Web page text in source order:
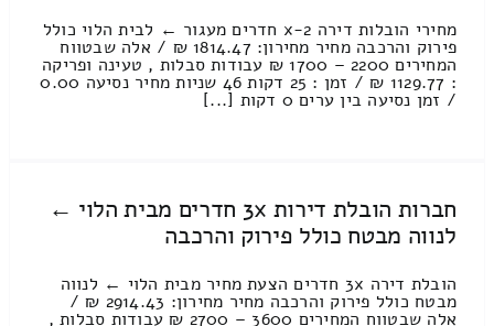
מחירי הובלות דירה 2-x חדרים מעגור ← לבית הלוי כולל
פירוק והרכבה מחיר מחירון: 1814.47 ₪ / אלה שבטווח
המחירים 2200 – 1700 ₪ עבודות סבלות , טעינה ופריקה
: 1129.77 ₪ / זמן : 25 דקות 46 שניות מחיר נסיעה 0.00
/ זמן נסיעה בין ערים 0 דקות [...]
חברות הובלת דירות 3x חדרים מבית הלוי ←
לנווה מבטח כולל פירוק והרכבה
הובלת דירה 3x חדרים הצעת מחיר מבית הלוי ← לנווה
מבטח כולל פירוק והרכבה מחיר מחירון: 2914.43 ₪ /
אלה שבטווח המחירים 3600 – 2700 ₪ עבודות סבלות ,